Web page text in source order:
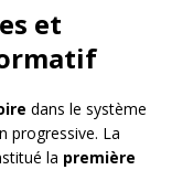
et
dans le système
progressive. La
la première